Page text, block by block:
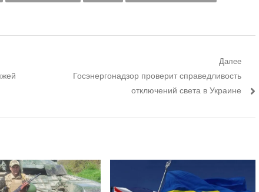
Далее
Следующий
Госэнергонадзор проверит справедливость
отключений света в Украине